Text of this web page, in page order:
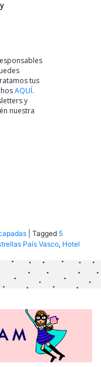
tus
AQUÍ.
y
nuestra
Tagged 5
País Vasco, Hotel